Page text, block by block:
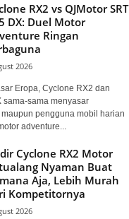
RX2 vs QJMotor SRT
DX: Duel Motor
Ringan
2026
Eropa, Cyclone RX2 dan
sama-sama menyasar
pengguna mobil harian
adventure...
Cyclone RX2 Motor
Nyaman Buat
Aja, Lebih Murah
Kompetitornya
2026